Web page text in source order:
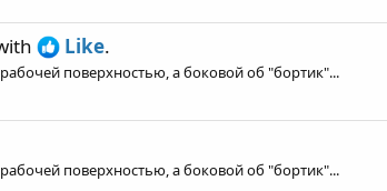
Like.
поверхностью, а боковой об "бортик"...
поверхностью, а боковой об "бортик"...